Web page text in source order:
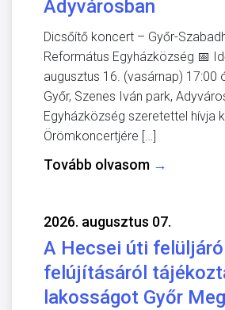
Adyvárosban
Dicsőítő koncert – Győr-
Református Egyházközség 📅
augusztus 16. (vasárnap) 17:00
Győr, Szenes Iván park,
Egyházközség szeretettel hívja
Örömkoncertjére […]
Tovább olvasom →
2026. augusztus 07.
A Hecsei úti felüljáró
felújításáról
lakosságot Győr